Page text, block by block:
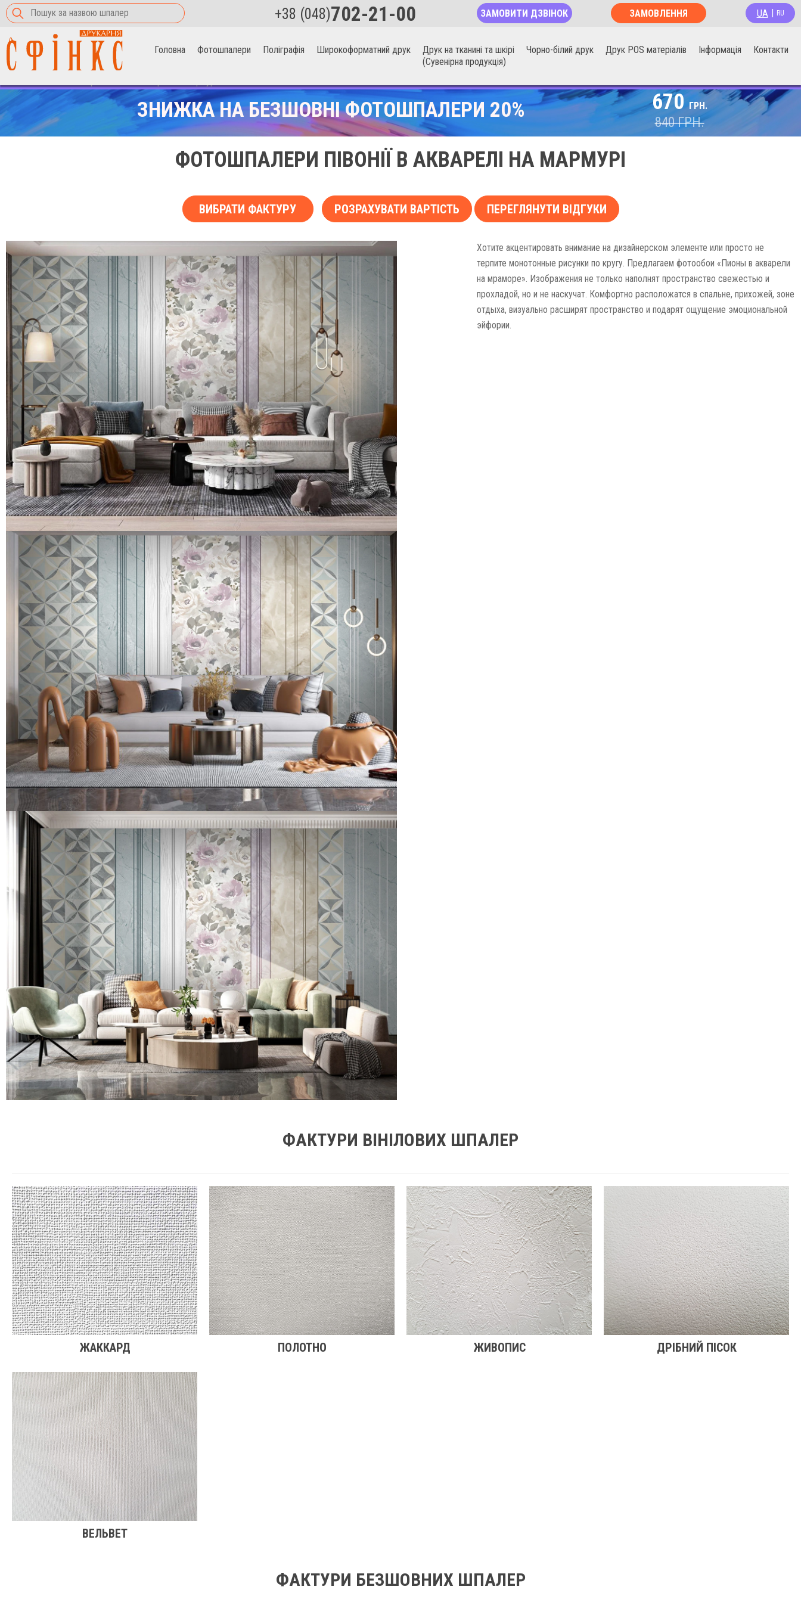
+38 (048)702-21-00 ЗАМОВИТИ ДЗВІНОК
ЗАМОВЛЕННЯ
UA RU
Головна Фотошпалери Поліграфія Широкоформатний друк
Друк на тканині та шкірі
(Сувенірна продукція)
Чорно-білий друк Друк POS матеріалів Інформація Контакти
ЗНИЖКА НА БЕЗШОВНІ ФОТОШПАЛЕРИ 20% 670ГРН.
840ГРН.
ФОТОШПАЛЕРИ ПІВОНІЇ В АКВАРЕЛІ НА МАРМУРІ
ВИБРАТИ ФАКТУРУ РОЗРАХУВАТИ ВАРТІСТЬ ПЕРЕГЛЯНУТИ ВІДГУКИ
Хотите акцентировать внимание на дизайнерском элементе или просто не
терпите монотонные рисунки по кругу. Предлагаем фотообои «Пионы в акварели
на мраморе». Изображения не только наполнят пространство свежестью и
прохладой, но и не наскучат. Комфортно расположатся в спальне, прихожей, зоне
отдыха, визуально расширят пространство и подарят ощущение эмоциональной
эйфории.
ФАКТУРИ ВІНІЛОВИХ ШПАЛЕР
ЖАККАРД ПОЛОТНО ЖИВОПИС ДРІБНИЙ ПІСОК
ВЕЛЬВЕТ
ФАКТУРИ БЕЗШОВНИХ ШПАЛЕР